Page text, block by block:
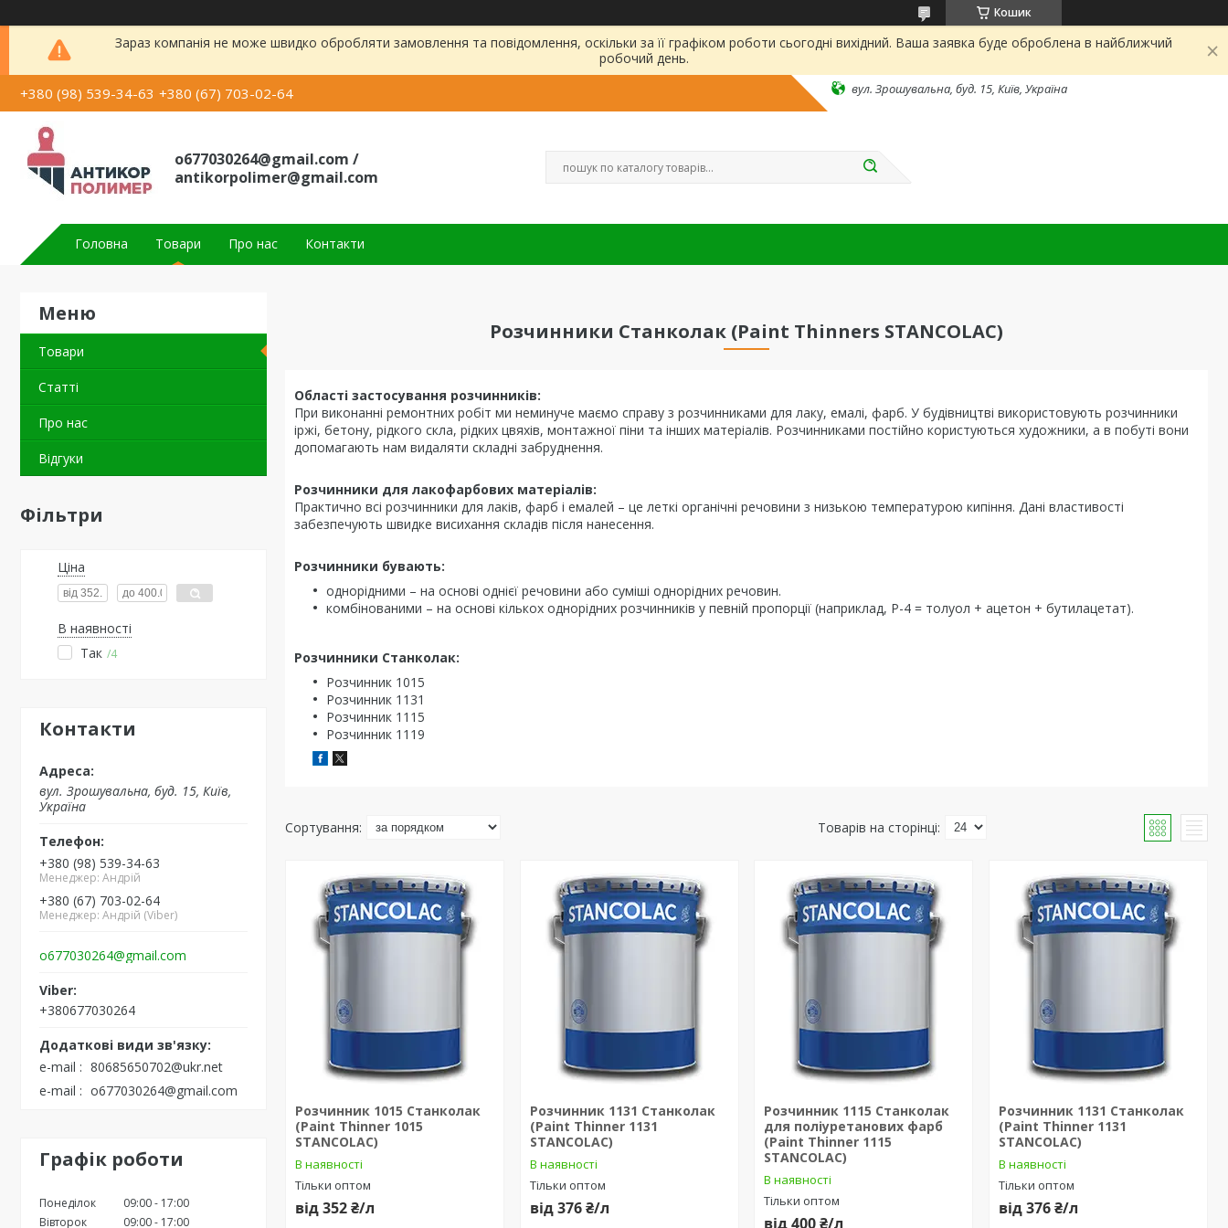
Кошик
Зараз компанія не може швидко обробляти замовлення та повідомлення, оскільки за її графіком роботи сьогодні вихідний. Ваша заявка буде оброблена в найближчий
робочий день.
+380 (98) 539-34-63 +380 (67) 703-02-64 вул. Зрошувальна, буд. 15, Київ, Україна
o677030264@gmail.com /
antikorpolimer@gmail.com
Головна Товари Про нас Контакти
Товари
Статті
Про нас
Відгуки
Фільтри
Ціна
В наявності
Так 4
Контакти
вул. Зрошувальна, буд. 15, Київ,
Україна
+380 (98) 539-34-63
Менеджер: Андрій
+380 (67) 703-02-64
Менеджер: Андрій (Viber)
o677030264@gmail.com
+380677030264
e-mail
80685650702@ukr.net
e-mail
o677030264@gmail.com
Графік роботи
Понеділок 09:00
17:00
Вівторок
09:00 17:00
Розчинники Станколак (Paint Thinners STANCOLAC)
Області застосування розчинників:
При виконанні ремонтних робіт ми неминуче маємо справу з розчинниками для лаку, емалі, фарб. У будівництві використовують розчинники
іржі, бетону, рідкого скла, рідких цвяхів, монтажної піни та інших матеріалів. Розчинниками постійно користуються художники, а в побуті вони
допомагають нам видаляти складні забруднення.
Розчинники для лакофарбових матеріалів:
Практично всі розчинники для лаків, фарб і емалей – це леткі органічні речовини з низькою температурою кипіння. Дані властивості
забезпечують швидке висихання складів після нанесення.
Розчинники бувають:
однорідними – на основі однієї речовини або суміші однорідних речовин.
комбінованими – на основі кількох однорідних розчинників у певній пропорції (наприклад, Р-4 = толуол + ацетон + бутилацетат).
Розчинники Станколак:
Розчинник 1015
Розчинник 1131
Розчинник 1115
Розчинник 1119
Розчинник 1015 Станколак
(Paint Thinner 1015
STANCOLAC)
В наявності
Тільки оптом
від 352 ₴/л
Розчинник 1131 Станколак
(Paint Thinner 1131
STANCOLAC)
В наявності
Тільки оптом
від 376 ₴/л
Розчинник 1115 Станколак
для поліуретанових фарб
(Paint Thinner 1115
STANCOLAC)
В наявності
Тільки оптом
від 400 ₴/л
Розчинник 1131 Станколак
(Paint Thinner 1131
STANCOLAC)
В наявності
Тільки оптом
від 376 ₴/л